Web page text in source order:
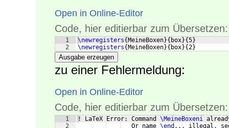
Open in Online-Editor
Code, hier editierbar zum Übersetzen:
1
2
\newregisters{ MeineBoxen}{ box}{5}
\newregisters{ MeineBoxen}{ box}{2}
Ausgabe erzeugen
zu einer Fehlermeldung:
Open in Online-Editor
Code, hier editierbar zum Übersetzen:
1
2
! LaTeX Error: Command \MeineBoxeni
   Or name
\end ... illegal, see